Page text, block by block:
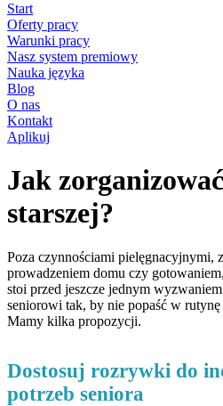
Start
Oferty pracy
Warunki pracy
Nasz system premiowy
Nauka języka
Blog
O nas
Kontakt
Aplikuj
Jak
starszej?
Poza czynnościami pielęgnacyjnymi,
prowadzeniem domu czy
stoi przed jeszcze jednym
seniorowi tak, by nie popaść w rutynę
Mamy kilka propozycji.
Dostosuj rozrywki do
potrzeb seniora